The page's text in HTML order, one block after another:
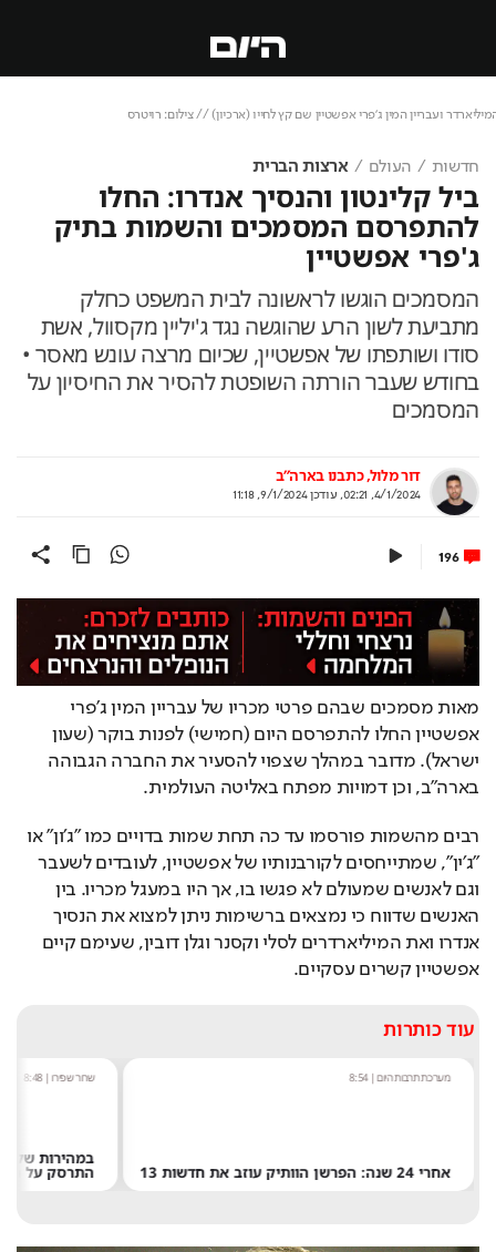
ועבריין המין ג'פרי אפשטיין שם קץ לחייו (ארכיון) // צילום: רויטרס
חדשות העולם ארצות הברית
ביל קלינטון והנסיך אנדרו: החלו
להתפרסם המסמכים והשמות בתיק
ג'פרי אפשטיין
המסמכים הוגשו לראשונה לבית המשפט כחלק
מתביעת לשון הרע שהוגשה נגד ג'יליין מקסוול, אשת
סודו ושותפתו של אפשטיין, שכיום מרצה עונש מאסר •
בחודש שעבר הורתה השופטת להסיר את החיסיון על
המסמכים
דור מלול, כתבנו בארה"ב
4/1/2024, 02:21
,עודכן9/1/2024, 11:18
196
מאות מסמכים שבהם פרטי מכריו של עבריין המין ג'פרי
אפשטיין החלו להתפרסם היום (חמישי) לפנות בוקר (שעון
ישראל). מדובר במהלך שצפוי להסעיר את החברה הגבוהה
בארה"ב, וכן דמויות מפתח באליטה העולמית.
רבים מהשמות פורסמו עד כה תחת שמות בדויים כמו ״ג׳ון״ או
״ג׳ין״, שמתייחסים לקורבנותיו של אפשטיין, לעובדים לשעבר
וגם לאנשים שמעולם לא פגשו בו, אך היו במעגל מכריו. בין
האנשים שדווח כי נמצאים ברשימות ניתן למצוא את הנסיך
אנדרו ואת המיליארדרים לסלי וקסנר וגלן דובין, שעימם קיים
אפשטיין קשרים עסקיים.
עוד כותרות
מערכת תרבות היום|
8:54
אחרי 24 שנה: הפרשן הוותיק עוזב את חדשות 13
שחר שפירו|
8:48
התרסק על הירח